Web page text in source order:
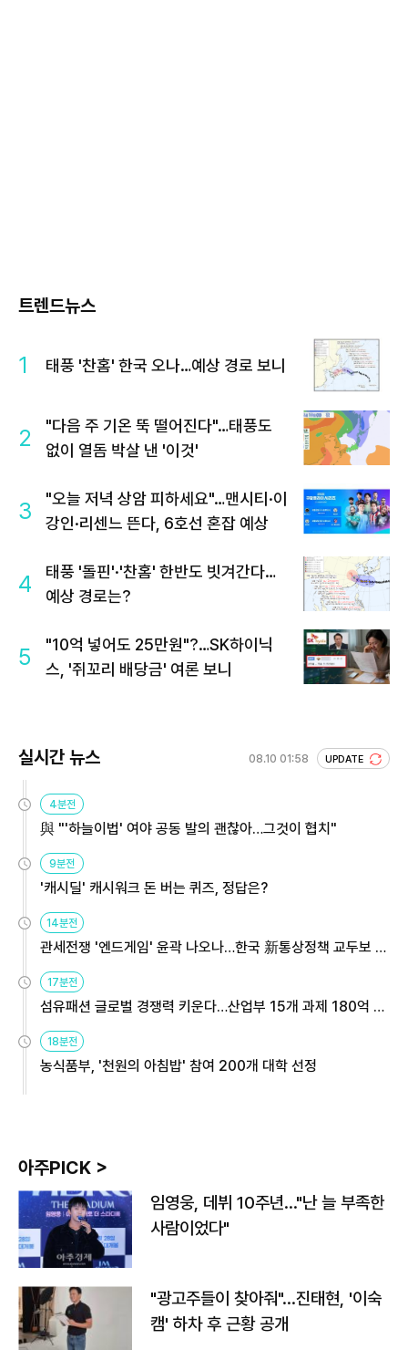
트렌드뉴스
1 태풍 '찬홈' 한국 오나…예상 경로 보니
2
"다음 주 기온 뚝 떨어진다"…태풍도
없이 열돔 박살 낸 '이것'
3
"오늘 저녁 상암 피하세요"…맨시티·이
강인·리센느 뜬다, 6호선 혼잡 예상
4
태풍 '돌핀'·'찬홈' 한반도 빗겨간다…
예상 경로는?
5
"10억 넣어도 25만원"?…SK하이닉
스, '쥐꼬리 배당금' 여론 보니
실시간 뉴스 08.10 01:58 UPDATE
4분전
與 "'하늘이법' 여야 공동 발의 괜찮아…그것이 협치"
9분전
'캐시딜' 캐시워크 돈 버는 퀴즈, 정답은?
14분전
관세전쟁 '엔드게임' 윤곽 나오나…한국 新통상정책 교두보 활
용해야
17분전
섬유패션 글로벌 경쟁력 키운다…산업부 15개 과제 180억 지
원
18분전
농식품부, '천원의 아침밥' 참여 200개 대학 선정
아주PICK >
임영웅, 데뷔 10주년…"난 늘 부족한
사람이었다"
"광고주들이 찾아줘"…진태현, '이숙
캠' 하차 후 근황 공개